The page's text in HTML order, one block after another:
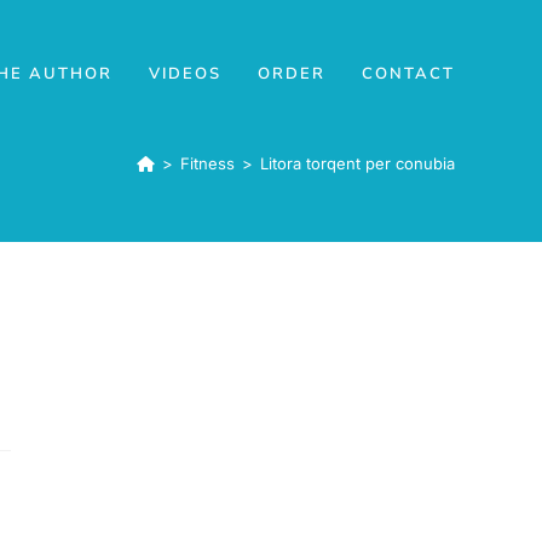
AUTHOR VIDEOS ORDER CONTACT
> Fitness > Litora torqent per conubia